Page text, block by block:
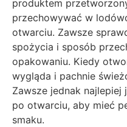
produktem
przechowywać w
otwarciu. Zawsze
spożycia i sposób
opakowaniu. Kiedy
wygląda i pachnie
Zawsze jednak
po otwarciu, aby mieć
smaku.